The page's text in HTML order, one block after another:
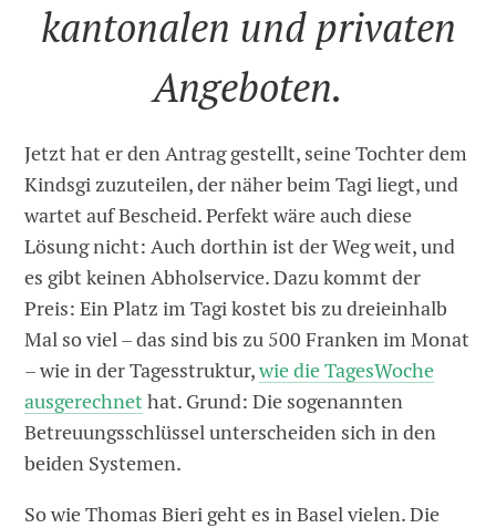
kantonalen und privaten
Angeboten.
Jetzt hat er den Antrag gestellt, seine Tochter dem
Kindsgi zuzuteilen, der näher beim Tagi liegt, und
wartet auf Bescheid. Perfekt wäre auch diese
Lösung nicht: Auch dorthin ist der Weg weit, und
es gibt keinen Abholservice. Dazu kommt der
Preis: Ein Platz im Tagi kostet bis zu dreieinhalb
Mal so viel – das sind bis zu 500 Franken im Monat
– wie in der Tagesstruktur,wie die TagesWoche
ausgerechnethat. Grund: Die sogenannten
Betreuungsschlüssel unterscheiden sich in den
beiden Systemen.
So wie Thomas Bieri geht es in Basel vielen. Die